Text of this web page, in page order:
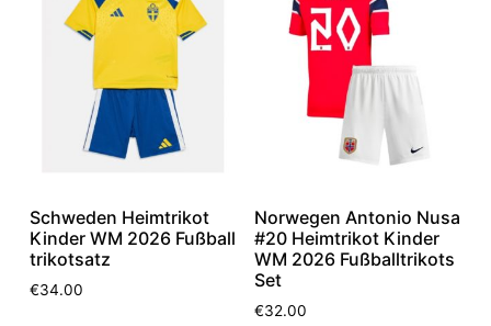
Schweden Heimtrikot
Kinder WM 2026 Fußball
trikotsatz
€34.00
Norwegen Antonio Nusa
#20 Heimtrikot Kinder
WM 2026 Fußballtrikots
Set
€32.00